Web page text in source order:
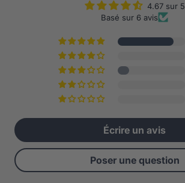
4.67 sur 5
Basé sur 6 avis
Écrire un avis
Poser une question